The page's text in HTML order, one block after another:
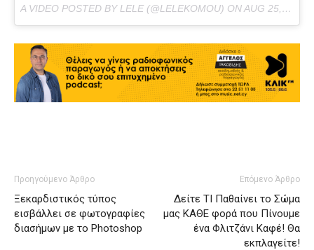
A VIDEO POSTED BY LELE (@LELEKOMOU) ONAUG 25, 2016 AT 7:11AM PDT
Προηγούμενο Άρθρο
Ξεκαρδιστικός τύπος
εισβάλλει σε φωτογραφίες
διασήμων με το Photoshop
Επόμενο Άρθρο
Δείτε ΤΙ Παθαίνει το Σώμα
μας ΚΑΘΕ φορά που Πίνουμε
ένα Φλιτζάνι Καφέ! Θα
εκπλαγείτε!